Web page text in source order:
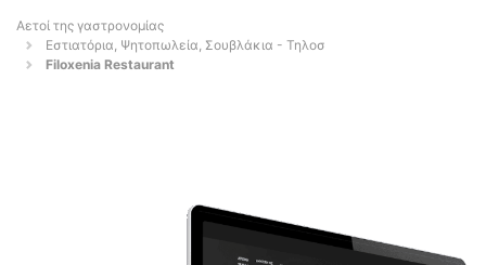
Αετοί της γαστρονομίας
Εστιατόρια, Ψητοπωλεία, Σουβλάκια - Τηλοσ
Filoxenia Restaurant